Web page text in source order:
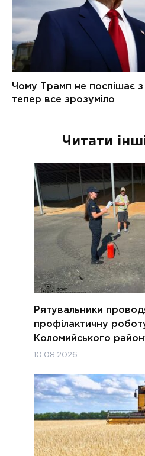
Читати
Рятувальники
профілактичну
Коломийського
10.08.2026